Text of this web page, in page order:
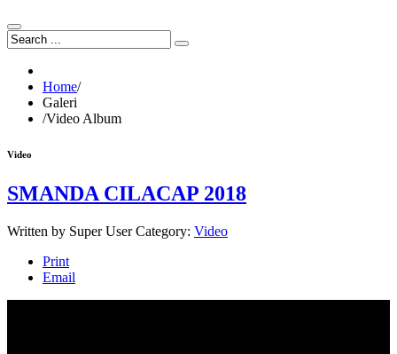
Home/
Galeri
/Video Album
Video
SMANDA CILACAP 2018
Written by Super User Category: Video
Print
Email